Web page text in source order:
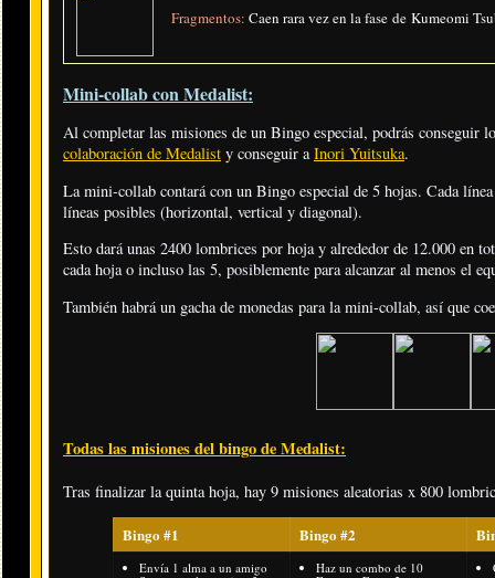
Fragmentos: Caen rara vez en la fase de Kumeomi
Mini-collab con Medalist:
Al completar las misiones de un Bingo especial, podrás conseguir
colaboración de Medalist y conseguir aInori Yuitsuka.
La mini-collab contará con un Bingo especial de 5 hojas. Cada
líneas posibles (horizontal, vertical y diagonal).
Esto dará unas 2400 lombrices por hoja y alrededor de 12.000 en
cada hoja o incluso las 5, posiblemente para alcanzar al menos el
También habrá un gacha de monedas para la mini-collab, así que
Todas las misiones del bingo de Medalist:
Tras finalizar la quinta hoja, hay 9 misiones aleatorias x 800
Bingo #1 Bingo #2
Envía 1 alma a un amigo
Haz un combo de 10